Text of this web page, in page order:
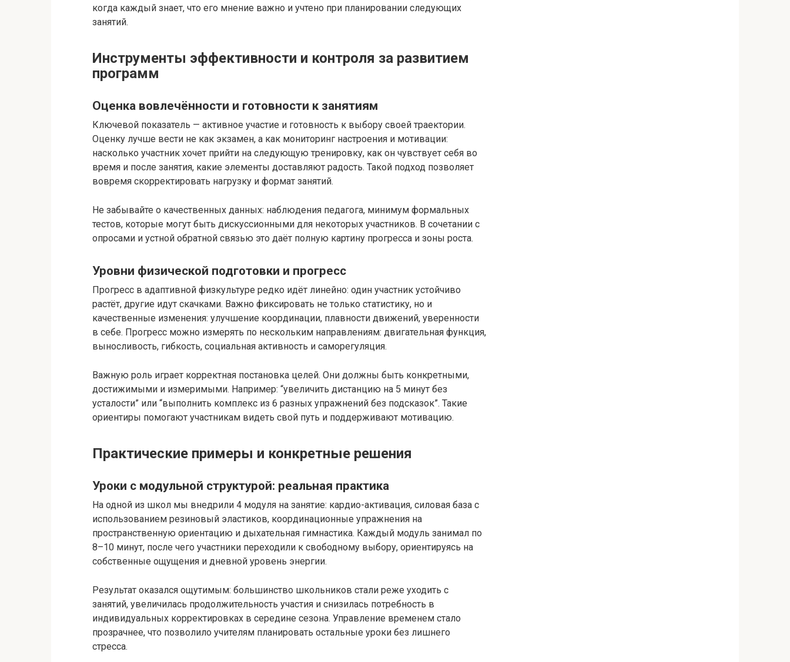
когда каждый знает, что его мнение важно и учтено при планировании следующих
занятий.
Инструменты эффективности и контроля за развитием
программ
Оценка вовлечённости и готовности к занятиям
Ключевой показатель — активное участие и готовность к выбору своей траектории.
Оценку лучше вести не как экзамен, а как мониторинг настроения и мотивации:
насколько участник хочет прийти на следующую тренировку, как он чувствует себя во
время и после занятия, какие элементы доставляют радость. Такой подход позволяет
вовремя скорректировать нагрузку и формат занятий.
Не забывайте о качественных данных: наблюдения педагога, минимум формальных
тестов, которые могут быть дискуссионными для некоторых участников. В сочетании с
опросами и устной обратной связью это даёт полную картину прогресса и зоны роста.
Уровни физической подготовки и прогресс
Прогресс в адаптивной физкультуре редко идёт линейно: один участник устойчиво
растёт, другие идут скачками. Важно фиксировать не только статистику, но и
качественные изменения: улучшение координации, плавности движений, уверенности
в себе. Прогресс можно измерять по нескольким направлениям: двигательная функция,
выносливость, гибкость, социальная активность и саморегуляция.
Важную роль играет корректная постановка целей. Они должны быть конкретными,
достижимыми и измеримыми. Например: “увеличить дистанцию на 5 минут без
усталости” или “выполнить комплекс из 6 разных упражнений без подсказок”. Такие
ориентиры помогают участникам видеть свой путь и поддерживают мотивацию.
Практические примеры и конкретные решения
Уроки с модульной структурой: реальная практика
На одной из школ мы внедрили 4 модуля на занятие: кардио-активация, силовая база с
использованием резиновый эластиков, координационные упражнения на
пространственную ориентацию и дыхательная гимнастика. Каждый модуль занимал по
8–10 минут, после чего участники переходили к свободному выбору, ориентируясь на
собственные ощущения и дневной уровень энергии.
Результат оказался ощутимым: большинство школьников стали реже уходить с
занятий, увеличилась продолжительность участия и снизилась потребность в
индивидуальных корректировках в середине сезона. Управление временем стало
прозрачнее, что позволило учителям планировать остальные уроки без лишнего
стресса.